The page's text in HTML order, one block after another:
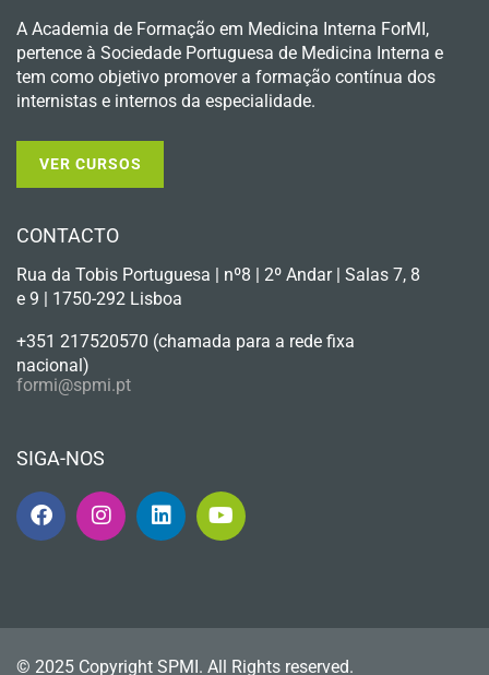
A Academia de Formação em Medicina Interna ForMI,
pertence à Sociedade Portuguesa de Medicina Interna e
tem como objetivo promover a formação contínua dos
internistas e internos da especialidade.
VER CURSOS
CONTACTO
Rua da Tobis Portuguesa | nº8 | 2º Andar | Salas 7, 8
e 9 | 1750-292 Lisboa
+351 217520570 (chamada para a rede fixa
nacional)
formi@spmi.pt
SIGA-NOS
© 2025 Copyright SPMI. All Rights reserved.